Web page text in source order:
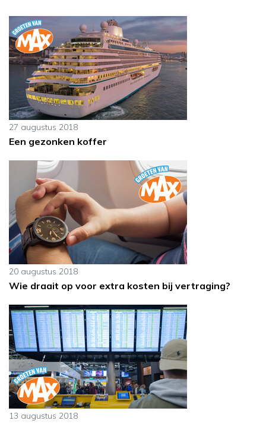
27 augustus 2018
Een gezonken koffer
20 augustus 2018
Wie draait op voor extra kosten bij vertraging?
13 augustus 2018